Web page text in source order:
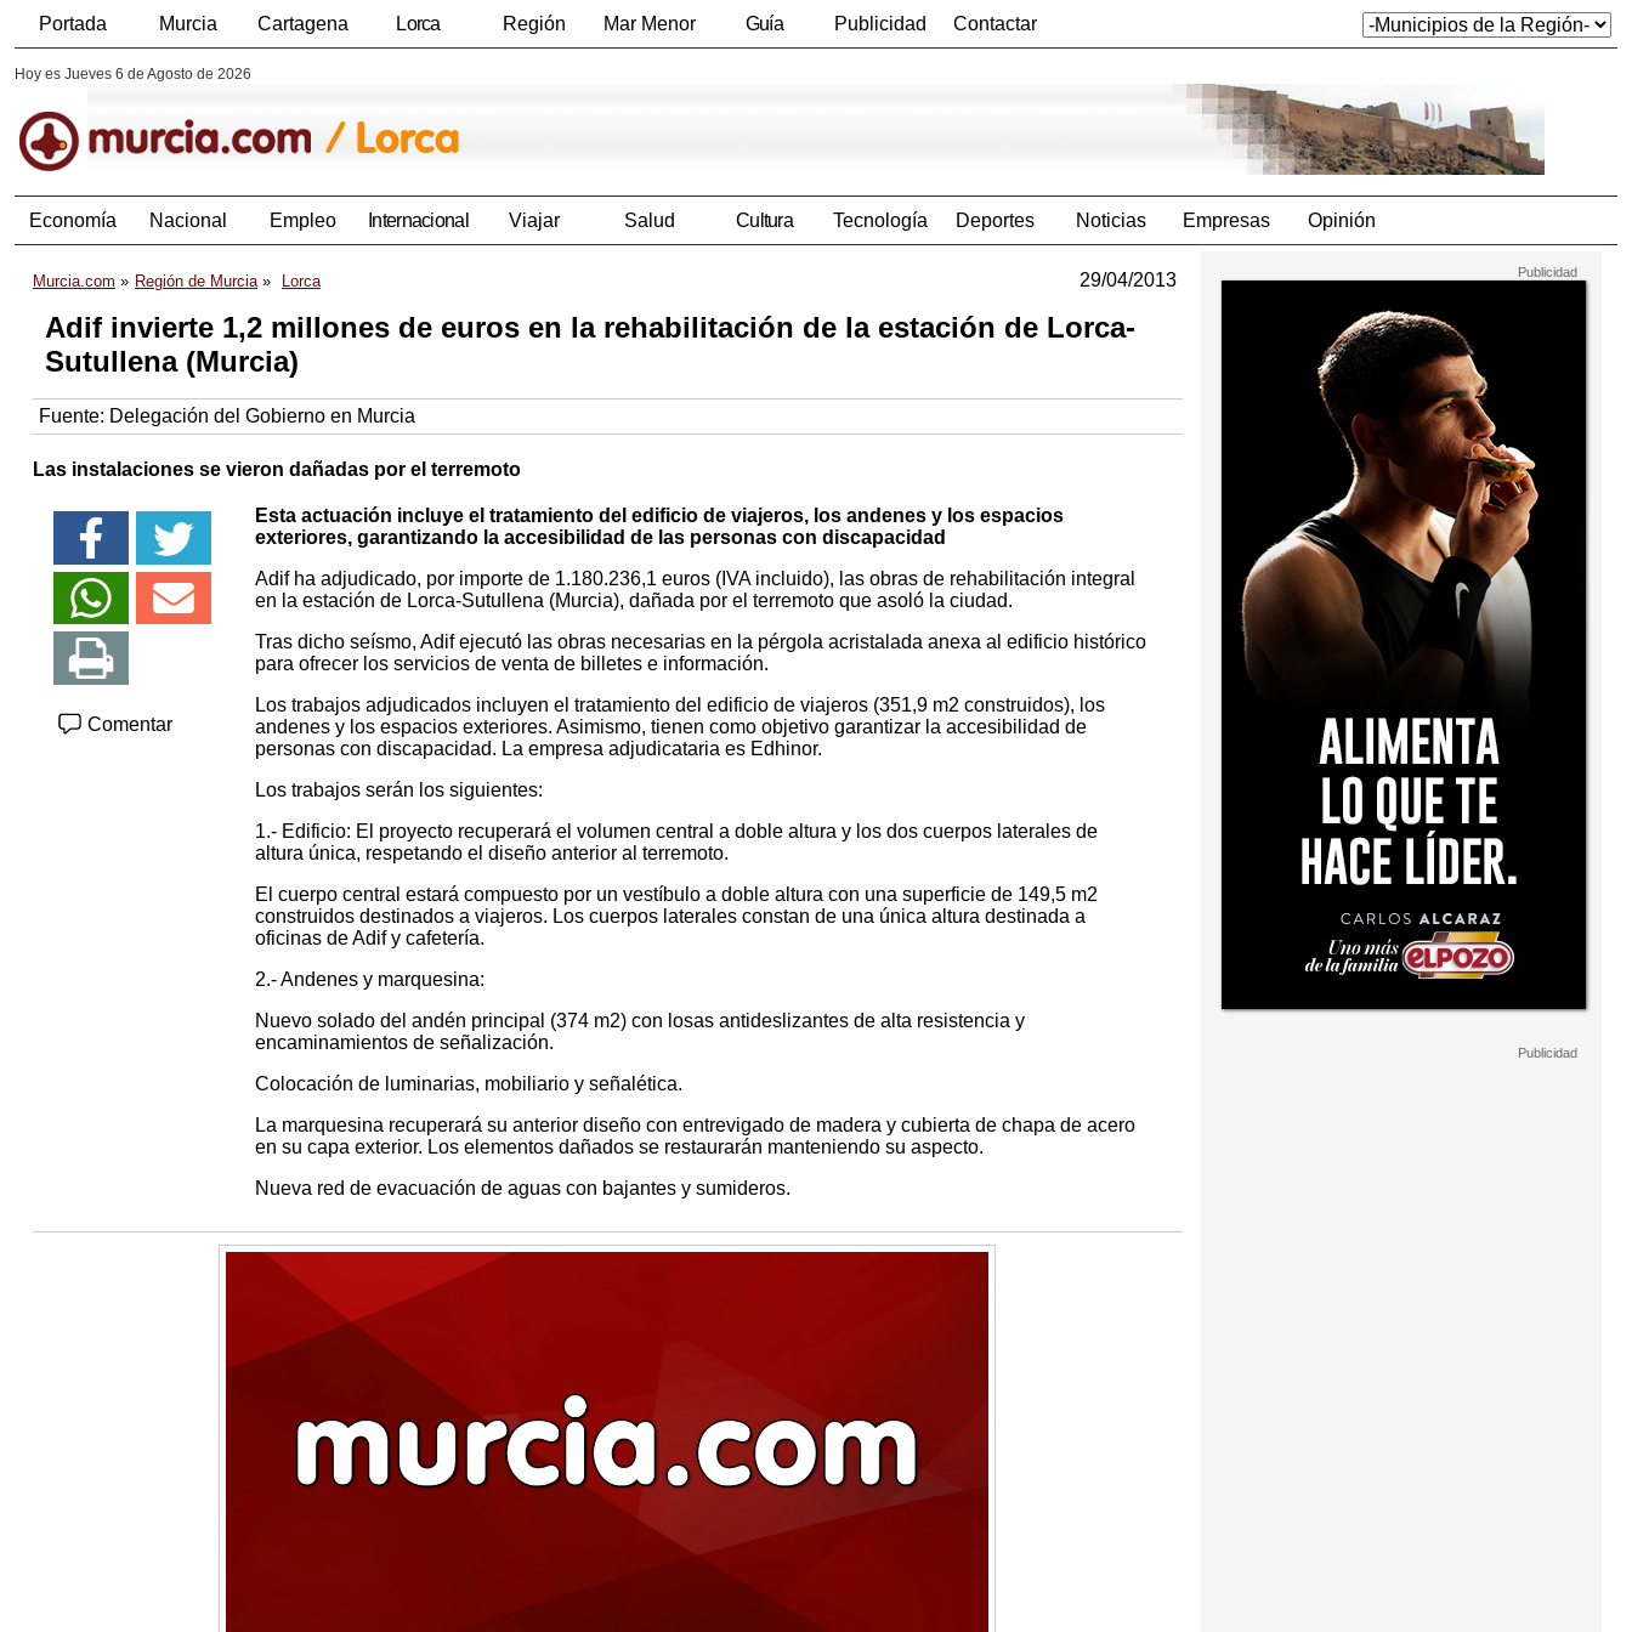
Portada Murcia Cartagena Lorca Región Mar Menor Guía Publicidad Contactar
Hoy es Jueves 6 de Agosto de 2026
Economía Nacional Empleo Internacional Viajar Salud Cultura Tecnología Deportes Noticias Empresas Opinión
Murcia.com Región de Murcia Lorca 29/04/2013
Adif invierte 1,2 millones de euros en la rehabilitación de la estación de Lorca-
Sutullena (Murcia)
Fuente: Delegación del Gobierno en Murcia
Las instalaciones se vieron dañadas por el terremoto
Comentar
Esta actuación incluye el tratamiento del edificio de viajeros, los andenes y los espacios
exteriores, garantizando la accesibilidad de las personas con discapacidad
Adif ha adjudicado, por importe de 1.180.236,1 euros (IVA incluido), las obras de rehabilitación integral
en la estación de Lorca-Sutullena (Murcia), dañada por el terremoto que asoló la ciudad.
Tras dicho seísmo, Adif ejecutó las obras necesarias en la pérgola acristalada anexa al edificio histórico
para ofrecer los servicios de venta de billetes e información.
Los trabajos adjudicados incluyen el tratamiento del edificio de viajeros (351,9 m2 construidos), los
andenes y los espacios exteriores. Asimismo, tienen como objetivo garantizar la accesibilidad de
personas con discapacidad. La empresa adjudicataria es Edhinor.
Los trabajos serán los siguientes:
1.- Edificio: El proyecto recuperará el volumen central a doble altura y los dos cuerpos laterales de
altura única, respetando el diseño anterior al terremoto.
El cuerpo central estará compuesto por un vestíbulo a doble altura con una superficie de 149,5 m2
construidos destinados a viajeros. Los cuerpos laterales constan de una única altura destinada a
oficinas de Adif y cafetería.
2.- Andenes y marquesina:
Nuevo solado del andén principal (374 m2) con losas antideslizantes de alta resistencia y
encaminamientos de señalización.
Colocación de luminarias, mobiliario y señalética.
La marquesina recuperará su anterior diseño con entrevigado de madera y cubierta de chapa de acero
en su capa exterior. Los elementos dañados se restaurarán manteniendo su aspecto.
Nueva red de evacuación de aguas con bajantes y sumideros.